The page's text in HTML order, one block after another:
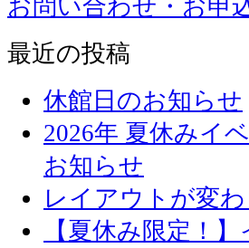
お問い合わせ・お申
最近の投稿
休館日のお知らせ
2026年 夏休みイ
お知らせ
レイアウトが変わ
【夏休み限定！